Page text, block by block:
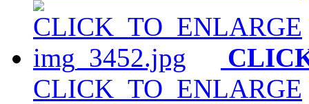
CLICK_TO_ENLARGE